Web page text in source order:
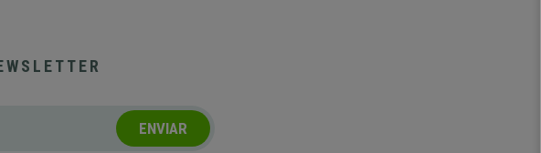
ENVIAR